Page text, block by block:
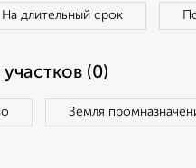
На длительный срок
(0)
Земля